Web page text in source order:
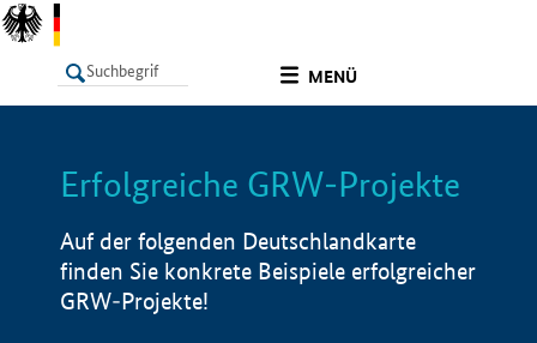
MENÜ
LISTE Info
Erfolgreiche GRW-Projekte
Auf der folgenden Deutschlandkarte
finden Sie konkrete Beispiele erfolgreicher
GRW-Projekte!